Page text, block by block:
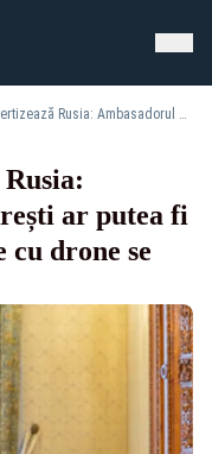
Nicușor Dan avertizează Rusia: Ambasadorul de la București ar putea fi expulzat dacă incidentele cu drone se repetă
ar putea fi
cu drone se